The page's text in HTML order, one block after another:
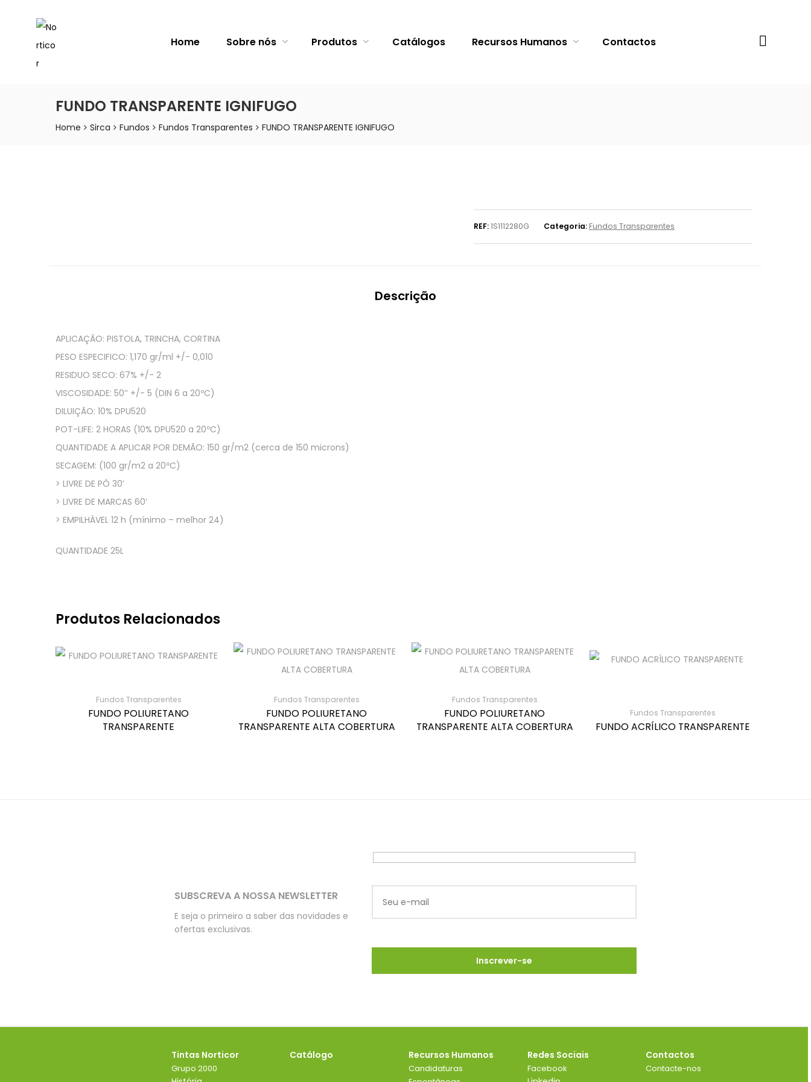
NORTICOR
Home Sobre nós Produtos Catálogos Recursos Humanos Contactos
FUNDO TRANSPARENTE IGNIFUGO
Home Sirca Fundos Fundos Transparentes FUNDO TRANSPARENTE IGNIFUGO
REF:1S1112280G Categoria: Fundos Transparentes
Descrição
APLICAÇÃO: PISTOLA, TRINCHA, CORTINA
PESO ESPECIFICO: 1,170 gr/ml +/- 0,010
RESIDUO SECO: 67% +/- 2
VISCOSIDADE: 50’’ +/- 5 (DIN 6 a 20ºC)
DILUIÇÃO: 10% DPU520
POT-LIFE: 2 HORAS (10% DPU520 a 20ºC)
QUANTIDADE A APLICAR POR DEMÃO: 150 gr/m2 (cerca de 150 microns)
SECAGEM: (100 gr/m2 a 20ºC)
> LIVRE DE PÓ 30’
> LIVRE DE MARCAS 60’
> EMPILHÁVEL 12 h (mínimo – melhor 24)
QUANTIDADE 25L
Produtos Relacionados
Fundos Transparentes
FUNDO POLIURETANO
TRANSPARENTE
Fundos Transparentes
FUNDO POLIURETANO
TRANSPARENTE ALTA COBERTURA
Fundos Transparentes
FUNDO POLIURETANO
TRANSPARENTE ALTA COBERTURA
Fundos Transparentes
FUNDO ACRÍLICO TRANSPARENTE
SUBSCREVA A NOSSA NEWSLETTER
E seja o primeiro a saber das novidades e
ofertas exclusivas.
Tintas Norticor
Grupo 2000
Catálogo Recursos Humanos
Candidaturas
Redes Sociais
Facebook
Contactos
Contacte-nos